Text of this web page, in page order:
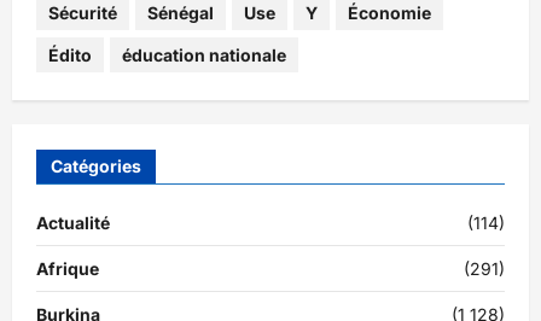
Sécurité Sénégal Use Y Économie
Édito éducation nationale
Catégories
Actualité (114)
Afrique (291)
Burkina (1 128)